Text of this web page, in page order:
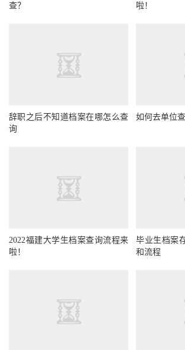
查？
啦！
辞职之后不知道档案在哪怎么查
询
如何去单位
2022福建大学生档案查询流程来
啦！
毕业生档案
和流程